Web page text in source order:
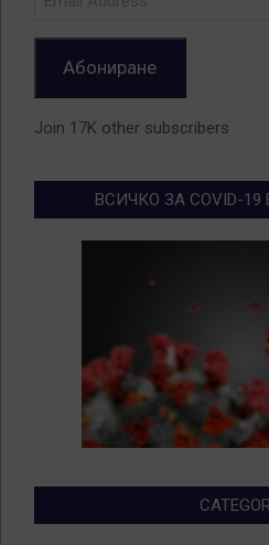
Абониране
Join 17K other subscribers
ВСИЧКО ЗА COVID-